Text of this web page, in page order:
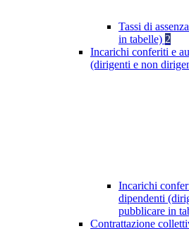
Tassi di
in tabelle) 2
Incarichi conferiti e
(dirigenti e non
Incarichi
dipendenti
pubblicare in
Contrattazione